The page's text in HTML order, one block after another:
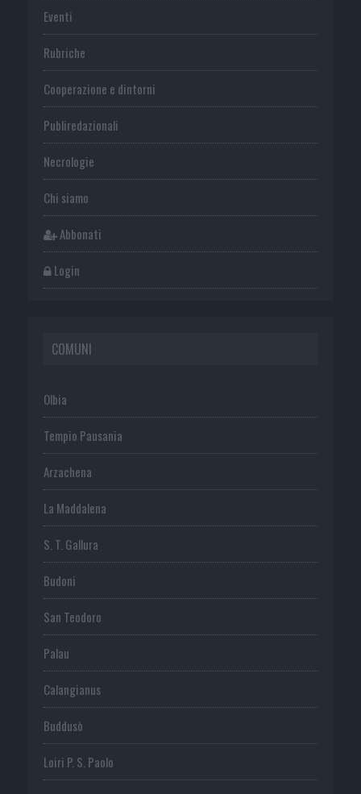
Eventi
Rubriche
Cooperazione e dintorni
Publiredazionali
Necrologie
Chi siamo
Abbonati
Login
COMUNI
Olbia
Tempio Pausania
Arzachena
La Maddalena
S. T. Gallura
Budoni
San Teodoro
Palau
Calangianus
Buddusò
Loiri P. S. Paolo